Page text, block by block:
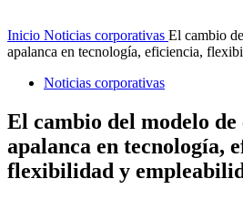
Inicio Noticias corporativas El cambio
apalanca en tecnología, eficiencia,
Noticias corporativas
El cambio del modelo de
apalanca en tecnología,
flexibilidad y